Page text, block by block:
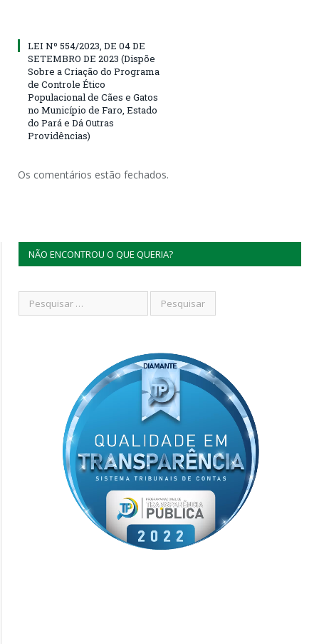
LEI Nº 554/2023, DE 04 DE
SETEMBRO DE 2023 (Dispõe
Sobre a Criação do Programa
de Controle Ético
Populacional de Cães e Gatos
no Município de Faro, Estado
do Pará e Dá Outras
Providências)
Os comentários estão fechados.
NÃO ENCONTROU O QUE QUERIA?